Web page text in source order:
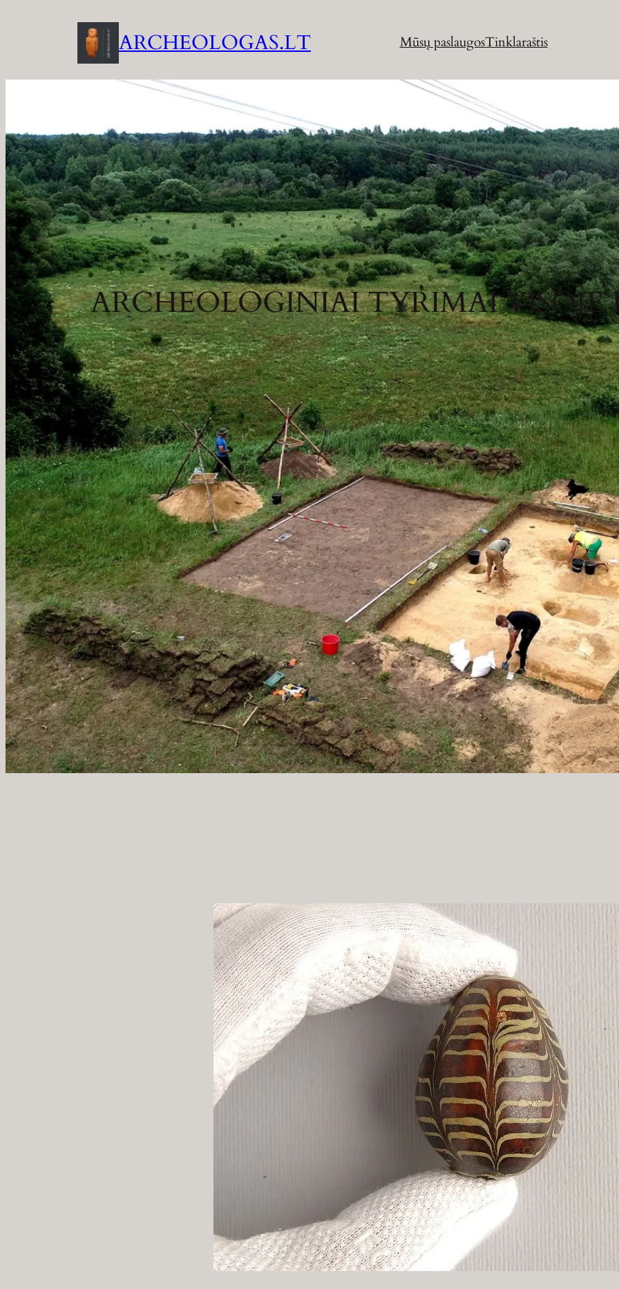
ARCHEOLOGAS.LT Mūsų paslaugosTinklaraštis
ARCHEOLOGINIAI TYRIMAI VISOJE